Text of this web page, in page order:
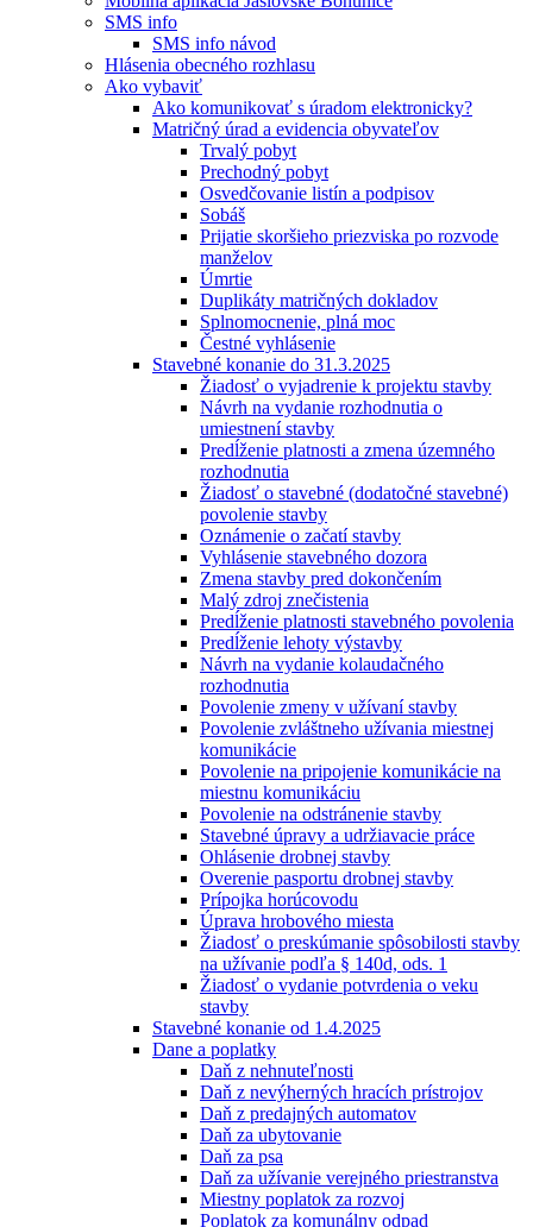
SMS info
SMS info návod
Hlásenia obecného rozhlasu
Ako vybaviť
Ako komunikovať s úradom elektronicky?
Matričný úrad a evidencia obyvateľov
Trvalý pobyt
Prechodný pobyt
Osvedčovanie listín a podpisov
Sobáš
Prijatie skoršieho priezviska po rozvode
manželov
Úmrtie
Duplikáty matričných dokladov
Splnomocnenie, plná moc
Čestné vyhlásenie
Stavebné konanie do 31.3.2025
Žiadosť o vyjadrenie k projektu stavby
Návrh na vydanie rozhodnutia o
umiestnení stavby
Predĺženie platnosti a zmena územného
rozhodnutia
Žiadosť o stavebné (dodatočné stavebné)
povolenie stavby
Oznámenie o začatí stavby
Vyhlásenie stavebného dozora
Zmena stavby pred dokončením
Malý zdroj znečistenia
Predĺženie platnosti stavebného povolenia
Predĺženie lehoty výstavby
Návrh na vydanie kolaudačného
rozhodnutia
Povolenie zmeny v užívaní stavby
Povolenie zvláštneho užívania miestnej
komunikácie
Povolenie na pripojenie komunikácie na
miestnu komunikáciu
Povolenie na odstránenie stavby
Stavebné úpravy a udržiavacie práce
Ohlásenie drobnej stavby
Overenie pasportu drobnej stavby
Prípojka horúcovodu
Úprava hrobového miesta
Žiadosť o preskúmanie spôsobilosti stavby
na užívanie podľa § 140d, ods. 1
Žiadosť o vydanie potvrdenia o veku
stavby
Stavebné konanie od 1.4.2025
Dane a poplatky
Daň z nehnuteľnosti
Daň z nevýherných hracích prístrojov
Daň z predajných automatov
Daň za ubytovanie
Daň za psa
Daň za užívanie verejného priestranstva
Miestny poplatok za rozvoj
Poplatok za komunálny odpad